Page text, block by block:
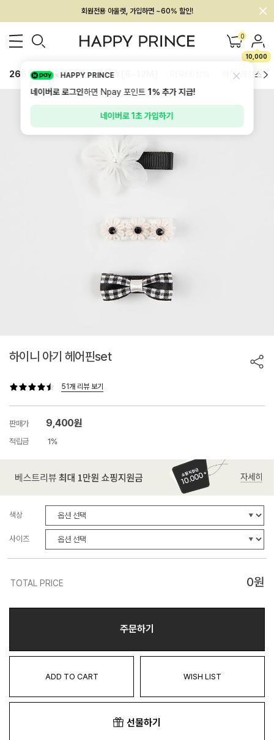
회원전용 아울렛, 가입하면 ~60% 할인!
멤버십 최대 28,000원 혜택 0
10,000
26SS 신상 BEST BABY[6~12M] 하의/레깅스
하이니 아기 헤어핀set
51개 리뷰 보기
판매가 9,400원
적립금 1%
색상
사이즈
TOTAL PRICE 0원
주문하기
ADD TO CART WISH LIST
선물하기
HAPPY PRINCE
네이버로 로그인하면 Npay 포인트1%추가 지급!
네이버로 1초 가입하기